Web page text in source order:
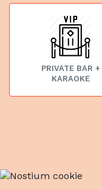
PRIVATE BAR +
KARAOKE